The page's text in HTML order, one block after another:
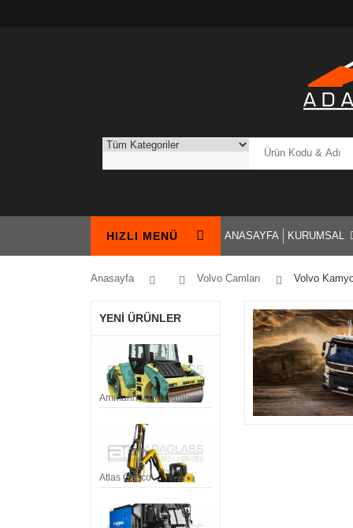
HIZLI MENÜ ANASAYFA KURUMSAL
Anasayfa Volvo Camları Volvo
YENİ ÜRÜNLER
Ammann Vabil Camları
Atlas Copco